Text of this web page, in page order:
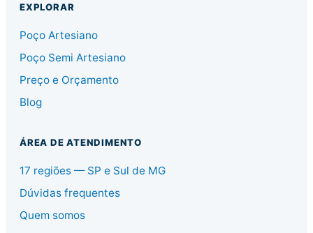
EXPLORAR
Poço Artesiano
Poço Semi Artesiano
Preço e Orçamento
Blog
ÁREA DE ATENDIMENTO
17 regiões — SP e Sul de MG
Dúvidas frequentes
Quem somos